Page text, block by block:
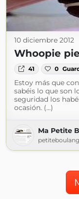
10 diciembre 2012
Whoopie
41 0
Estoy más que
sabéis lo que son
seguridad los
ocasión. (...)
Ma Petite